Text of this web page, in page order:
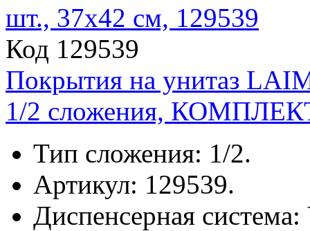
Код 129539
Покрытия на унитаз
1/2 сложения,
Тип сложения: 1/2.
Артикул: 129539.
Диспенсерная